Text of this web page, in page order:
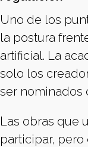
Uno de los
la postura
artificial. La
solo los
ser nominados
Las obras que
participar,